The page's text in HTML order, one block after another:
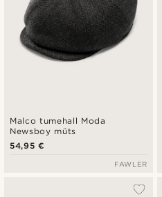
Malco tumehall Moda
Newsboy müts
54,95 €
FAWLER